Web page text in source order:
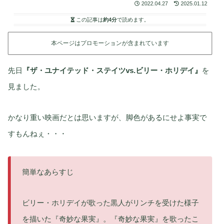
2022.04.27 2025.01.12
この記事は約4分で読めます。
本ページはプロモーションが含まれています
先日 『ザ・ユナイテッド・ステイツvs.ビリー・ホリデイ』 を
見ました。
かなり重い映画だとは思いますが、脚色があるにせよ事実で
すもんねぇ・・・
簡単なあらすじ
ビリー・ホリデイが歌った黒人がリンチを受けた様子
を描いた『奇妙な果実』。『奇妙な果実』を歌ったこ